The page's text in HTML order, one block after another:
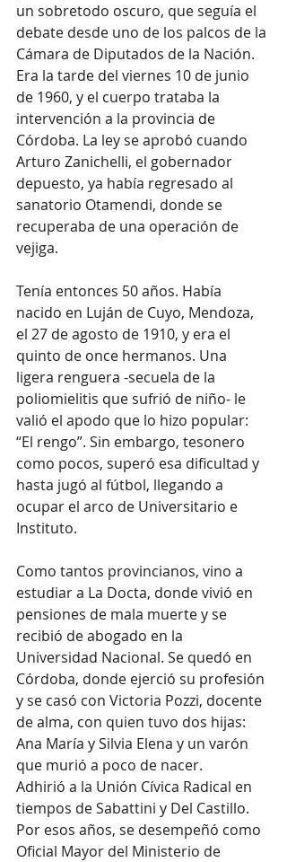
un sobretodo oscuro, que seguía el
debate desde uno de los palcos de la
Cámara de Diputados de la Nación.
Era la tarde del viernes 10 de junio
de 1960, y el cuerpo trataba la
intervención a la provincia de
Córdoba. La ley se aprobó cuando
Arturo Zanichelli, el gobernador
depuesto, ya había regresado al
sanatorio Otamendi, donde se
recuperaba de una operación de
vejiga.
Tenía entonces 50 años. Había
nacido en Luján de Cuyo, Mendoza,
el 27 de agosto de 1910, y era el
quinto de once hermanos. Una
ligera renguera -secuela de la
poliomielitis que sufrió de niño- le
valió el apodo que lo hizo popular:
“El rengo”. Sin embargo, tesonero
como pocos, superó esa dificultad y
hasta jugó al fútbol, llegando a
ocupar el arco de Universitario e
Instituto.
Como tantos provincianos, vino a
estudiar a La Docta, donde vivió en
pensiones de mala muerte y se
recibió de abogado en la
Universidad Nacional. Se quedó en
Córdoba, donde ejerció su profesión
y se casó con Victoria Pozzi, docente
de alma, con quien tuvo dos hijas:
Ana María y Silvia Elena y un varón
que murió a poco de nacer.
Adhirió a la Unión Cívica Radical en
tiempos de Sabattini y Del Castillo.
Por esos años, se desempeñó como
Oficial Mayor del Ministerio de